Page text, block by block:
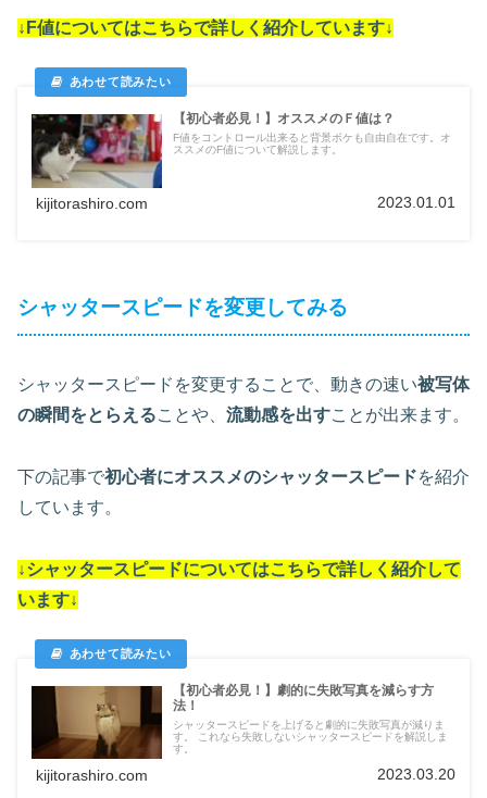
↓F値についてはこちらで詳しく紹介しています↓
【初心者必見！】オススメのＦ値は？
F値をコントロール出来ると背景ボケも自由自在です。オ
ススメのF値について解説します。
kijitorashiro.com 2023.01.01
シャッタースピードを変更してみる
シャッタースピードを変更することで、動きの速い被写体
の瞬間をとらえることや、 流動感を出すことが出来ます。
下の記事で初心者にオススメのシャッタースピードを紹介
しています。
↓シャッタースピードについてはこちらで詳しく紹介して
います↓
【初心者必見！】劇的に失敗写真を減らす方
法！
シャッタースピードを上げると劇的に失敗写真が減りま
す。 これなら失敗しないシャッタースピードを解説しま
す。
kijitorashiro.com 2023.03.20